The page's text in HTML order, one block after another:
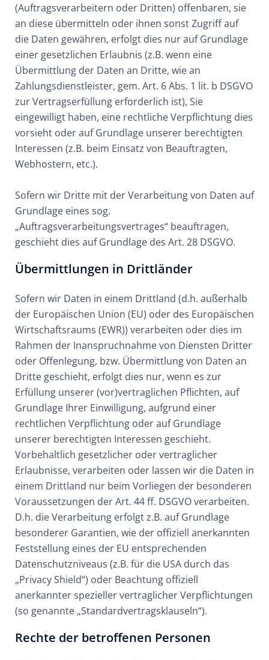
(Auftragsverarbeitern oder Dritten) offenbaren, sie
an diese übermitteln oder ihnen sonst Zugriff auf
die Daten gewähren, erfolgt dies nur auf Grundlage
einer gesetzlichen Erlaubnis (z.B. wenn eine
Übermittlung der Daten an Dritte, wie an
Zahlungsdienstleister, gem. Art. 6 Abs. 1 lit. b DSGVO
zur Vertragserfüllung erforderlich ist), Sie
eingewilligt haben, eine rechtliche Verpflichtung dies
vorsieht oder auf Grundlage unserer berechtigten
Interessen (z.B. beim Einsatz von Beauftragten,
Webhostern, etc.).
Sofern wir Dritte mit der Verarbeitung von Daten auf
Grundlage eines sog.
„Auftragsverarbeitungsvertrages“ beauftragen,
geschieht dies auf Grundlage des Art. 28 DSGVO.
Übermittlungen in Drittländer
Sofern wir Daten in einem Drittland (d.h. außerhalb
der Europäischen Union (EU) oder des Europäischen
Wirtschaftsraums (EWR)) verarbeiten oder dies im
Rahmen der Inanspruchnahme von Diensten Dritter
oder Offenlegung, bzw. Übermittlung von Daten an
Dritte geschieht, erfolgt dies nur, wenn es zur
Erfüllung unserer (vor)vertraglichen Pflichten, auf
Grundlage Ihrer Einwilligung, aufgrund einer
rechtlichen Verpflichtung oder auf Grundlage
unserer berechtigten Interessen geschieht.
Vorbehaltlich gesetzlicher oder vertraglicher
Erlaubnisse, verarbeiten oder lassen wir die Daten in
einem Drittland nur beim Vorliegen der besonderen
Voraussetzungen der Art. 44 ff. DSGVO verarbeiten.
D.h. die Verarbeitung erfolgt z.B. auf Grundlage
besonderer Garantien, wie der offiziell anerkannten
Feststellung eines der EU entsprechenden
Datenschutzniveaus (z.B. für die USA durch das
„Privacy Shield“) oder Beachtung offiziell
anerkannter spezieller vertraglicher Verpflichtungen
(so genannte „Standardvertragsklauseln“).
Rechte der betroffenen Personen